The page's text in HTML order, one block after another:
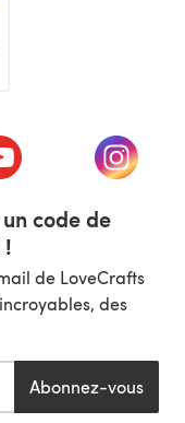
nouvel onglet)
(s'ouvre dans un(s'ouvre
code de
de LoveCrafts
des
Abonnez-vous